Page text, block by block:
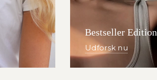
Bestseller Edition
Udforsk nu